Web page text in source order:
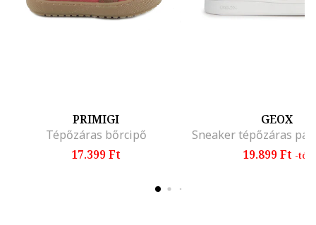
PRIMIGI
Tépőzáras bőrcipő
17.399 Ft
GEOX
19.899 Ft -tól